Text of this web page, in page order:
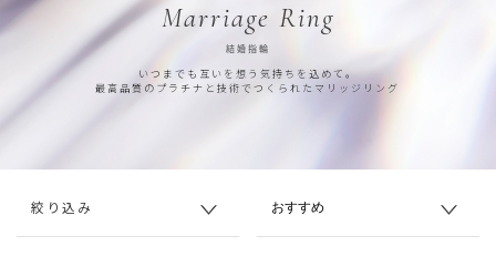
Marriage Ring
結婚指輪
いつまでも互いを想う気持ちを込めて。
最高品質のプラチナと技術でつくられたマリッジリング
絞り込み